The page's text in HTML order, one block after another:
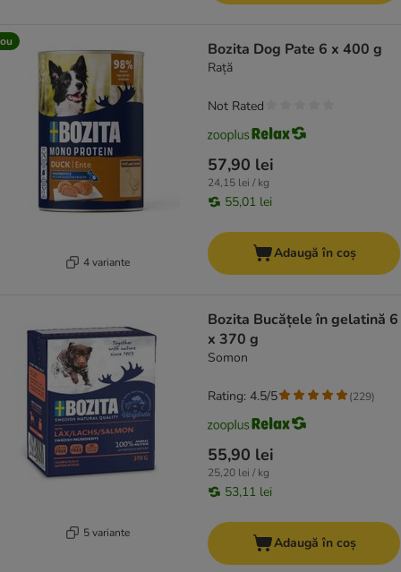
4 variante
Bozita Dog Pate 6 x 400 g
Rață
57,90 lei
24,15 lei / kg
55,01 lei
Not Rated
Adaugă în coș
5 variante
Bozita Bucățele în gelatină 6
x 370 g
Somon
55,90 lei
25,20 lei / kg
53,11 lei
Rating: 4.5/5 (229)
Adaugă în coș